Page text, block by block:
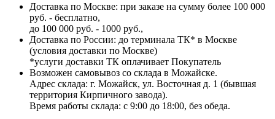
Доставка по Москве: при заказе на сумму более 100 000
руб. - бесплатно,
до 100 000 руб. - 1000 руб.,
Доставка по России: до терминала ТК* в Москве
(условия доставки по Москве)
*услуги доставки ТК оплачивает Покупатель
Возможен самовывоз со склада в Можайске.
Адрес склада: г. Можайск, ул. Восточная д. 1 (бывшая
территория Кирпичного завода).
Время работы склада: с 9:00 до 18:00, без обеда.